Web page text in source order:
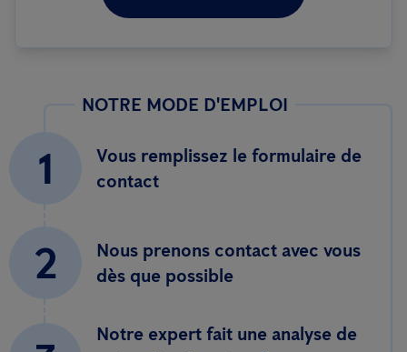
NOTRE MODE D'EMPLOI
1
Vous remplissez le formulaire de
contact
2
Nous prenons contact avec vous
dès que possible
Notre expert fait une analyse de